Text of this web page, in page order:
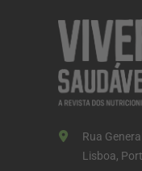
Rua
Lisboa,